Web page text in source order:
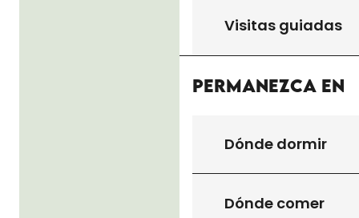
Visitas guiadas
Permanezca en
Dónde dormir
Dónde comer